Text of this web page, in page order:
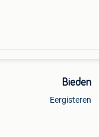
Bieden
Eergisteren